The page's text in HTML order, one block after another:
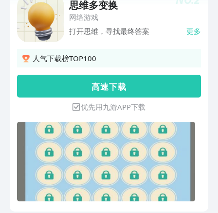
思维多变换
网络游戏
打开思维，寻找最终答案
更多
人气下载榜TOP100
高 速 下 载
优先用九游APP下载